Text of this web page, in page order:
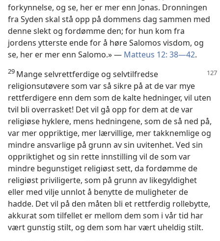
forkynnelse, og se, her er mer enn Jonas. Dronningen
fra Syden skal stå opp på dommens dag sammen med
denne slekt og fordømme den; for hun kom fra
jordens ytterste ende for å høre Salomos visdom, og
se, her er mer enn Salomo.» — Matteus 12: 38—42.
29 Mange selvrettferdige og selvtilfredse
religionsutøvere som var så sikre på at de var mye
rettferdigere enn dem som de kalte hedninger, vil uten
tvil bli overrasket! Det vil gå opp for dem at de var
religiøse hyklere, mens hedningene, som de så ned på,
var mer oppriktige, mer lærvillige, mer takknemlige og
mindre ansvarlige på grunn av sin uvitenhet. Ved sin
oppriktighet og sin rette innstilling vil de som var
mindre begunstiget religiøst sett, da fordømme de
religiøst priviligerte, som på grunn av likegyldighet
eller med vilje unnlot å benytte de muligheter de
hadde. Det vil på den måten bli et rettferdig rollebytte,
akkurat som tilfellet er mellom dem som i vår tid har
vært gunstig stilt, og dem som har vært uheldig stilt.